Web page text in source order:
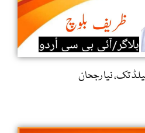
تک، نیا رجحان